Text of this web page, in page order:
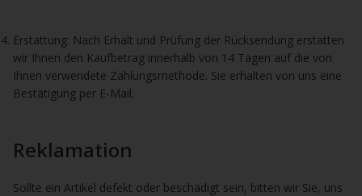
Erstattung: Nach Erhalt und Prüfung der Rücksendung erstatten
wir Ihnen den Kaufbetrag innerhalb von 14 Tagen auf die von
Ihnen verwendete Zahlungsmethode. Sie erhalten von uns eine
Bestätigung per E-Mail.
Reklamation
Sollte ein Artikel defekt oder beschädigt sein, bitten wir Sie, uns